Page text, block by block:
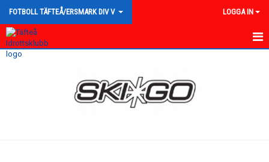
FOTBOLL TÄFTEÅ/ERSMARK DIV V LOGGA IN
HEM